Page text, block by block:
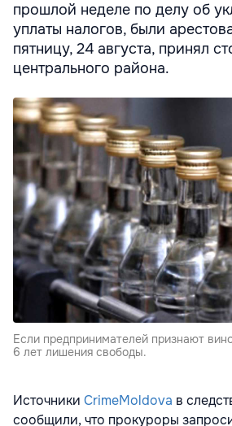
прошлой неделе по делу об
уплаты налогов, были
пятницу, 24 августа, принял
центрального района.
Если предпринимателей признают
6 лет лишения свободы.
Источники CrimeMoldova в
сообщили, что прокуроры